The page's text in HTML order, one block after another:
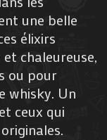
une belle
élixirs
chaleureuse,
ou pour
whisky. Un
ceux qui